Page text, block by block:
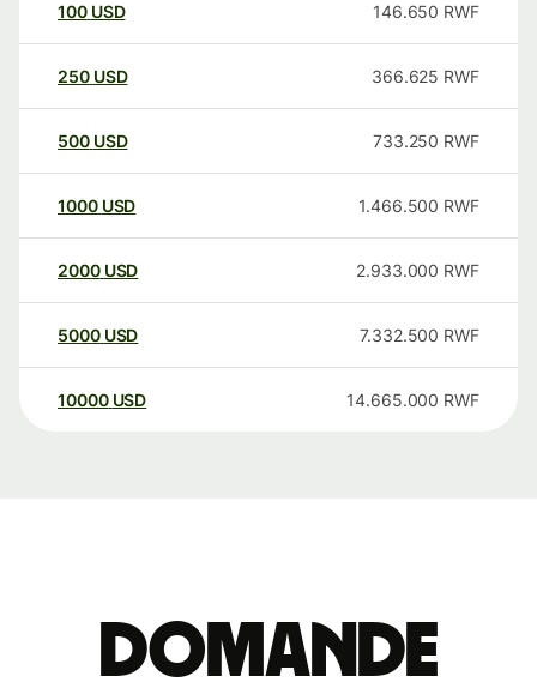
100 USD 146.650 RWF
250 USD 366.625 RWF
500 USD 733.250 RWF
1000 USD 1.466.500 RWF
2000 USD 2.933.000 RWF
5000 USD 7.332.500 RWF
10000 USD 14.665.000 RWF
Domande